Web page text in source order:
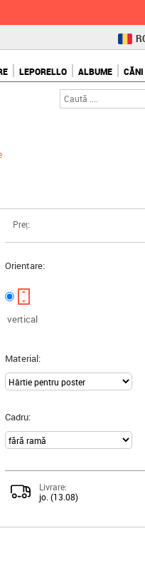
SK
LEPORELLO ALBUME CĂNI
Preț:
Orientare:
vertical
Material:
Cadru:
Livrare:
jo. (13.08)